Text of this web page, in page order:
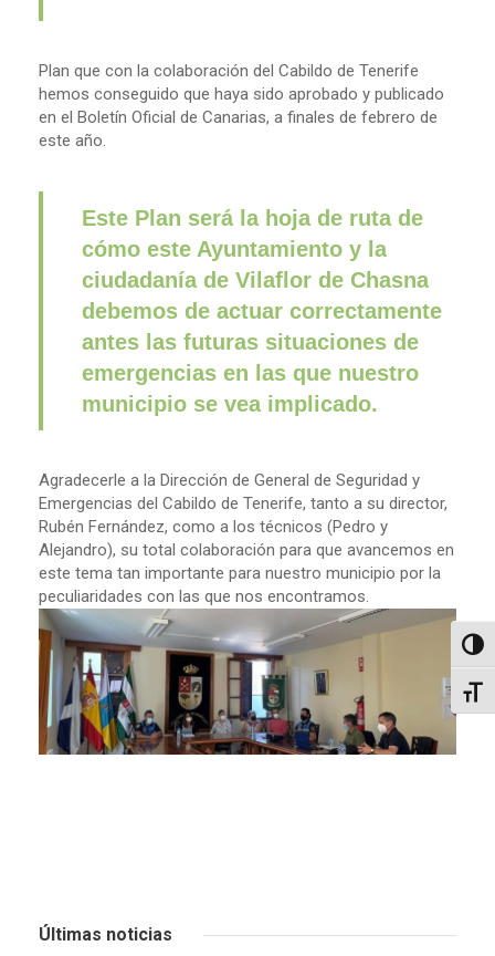
Plan que con la colaboración del Cabildo de Tenerife
hemos conseguido que haya sido aprobado y publicado
en el Boletín Oficial de Canarias, a finales de febrero de
este año.
Este Plan será la hoja de ruta de
cómo este Ayuntamiento y la
ciudadanía de Vilaflor de Chasna
debemos de actuar correctamente
antes las futuras situaciones de
emergencias en las que nuestro
municipio se vea implicado.
Agradecerle a la Dirección de General de Seguridad y
Emergencias del Cabildo de Tenerife, tanto a su director,
Rubén Fernández, como a los técnicos (Pedro y
Alejandro), su total colaboración para que avancemos en
este tema tan importante para nuestro municipio por la
peculiaridades con las que nos encontramos.
Últimas noticias